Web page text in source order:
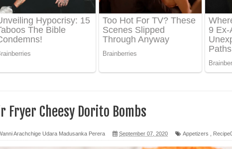
- ආයේ ලංවීලා ගීතයේ පද පෙළ
- ආල පුරන්නට ගීතයේ පද පෙළ
- අප හමුවී ගීතයේ පද පෙළ
- පතිනියනේ ගීතයේ පද පෙළ
- සොරි සර් ගීතයේ පද පෙළ
Fryer Cheesy Dorito Bombs
Arachchige Udara Madusanka Perera September 07, 2020 Appetizers